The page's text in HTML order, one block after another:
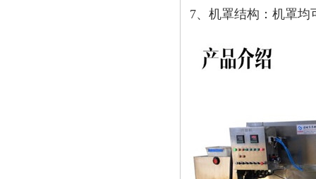
7、机罩结构：机罩